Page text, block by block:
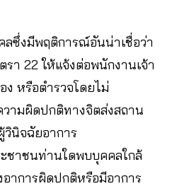
ซึ่งมีพฤติการณ์อันน่าเชื่อว่า
22 ให้แจ้งต่อพนักงานเจ้า
หรือตำรวจโดยไม่
ามผิดปกติทางจิตส่งสถาน
นิจฉัยอาการ
ชาชนท่านใดพบบุคคลใกล้
าการผิดปกติหรือมีอาการ